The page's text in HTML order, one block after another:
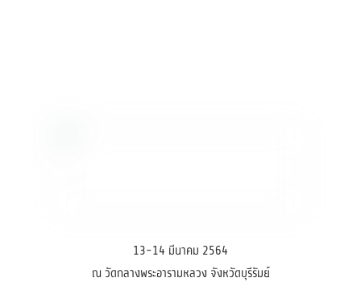
13-14 มีนาคม 2564
ณ วัดกลางพระอารามหลวง จังหวัดบุรีรัมย์